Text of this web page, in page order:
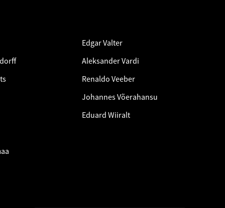
Edgar Valter
Aleksander Vardi
Renaldo Veeber
Johannes Võerahansu
Eduard Wiiralt